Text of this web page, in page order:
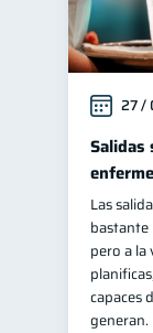
27 /
Salidas
Las
bastante
pero a la
capaces
generan.